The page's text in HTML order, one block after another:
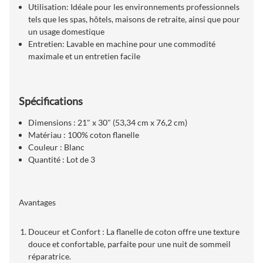
Utilisation: Idéale pour les environnements professionnels
tels que les spas, hôtels, maisons de retraite, ainsi que pour
un usage domestique
Entretien: Lavable en machine pour une commodité
maximale et un entretien facile
Spécifications
Dimensions : 21" x 30" (53,34 cm x 76,2 cm)
Matériau : 100% coton flanelle
Couleur : Blanc
Quantité : Lot de 3
Avantages
Douceur et Confort : La flanelle de coton offre une texture
douce et confortable, parfaite pour une nuit de sommeil
réparatrice.